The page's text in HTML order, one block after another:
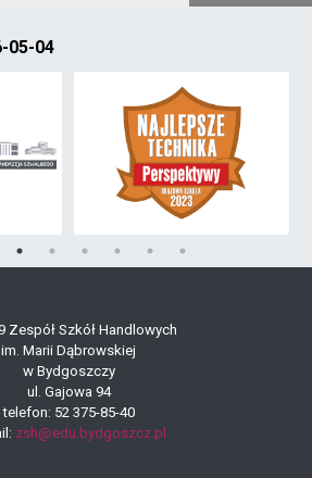
05-04
Zespół Szkół Handlowych
im. Marii Dąbrowskiej
w Bydgoszczy
ul. Gajowa 94
telefon: 52 375-85-40
zsh@edu.bydgoszcz.pl